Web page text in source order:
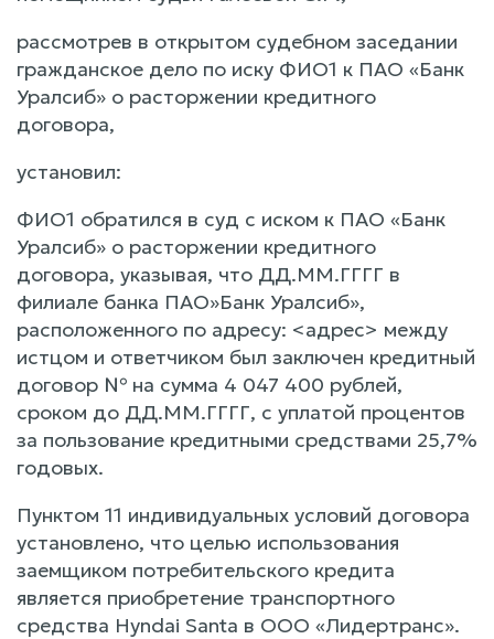
рассмотрев в открытом судебном заседании
гражданское дело по иску ФИО1 к ПАО «Банк
Уралсиб» о расторжении кредитного
договора,
установил:
ФИО1 обратился в суд с иском к ПАО «Банк
Уралсиб» о расторжении кредитного
договора, указывая, что ДД.ММ.ГГГГ в
филиале банка ПАО»Банк Уралсиб»,
расположенного по адресу: <адрес> между
истцом и ответчиком был заключен кредитный
договор № на сумма 4 047 400 рублей,
сроком до ДД.ММ.ГГГГ, с уплатой процентов
за пользование кредитными средствами 25,7%
годовых.
Пунктом 11 индивидуальных условий договора
установлено, что целью использования
заемщиком потребительского кредита
является приобретение транспортного
средства Hyndai Santa в ООО «Лидертранс».